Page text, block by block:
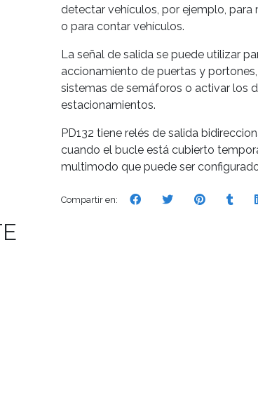
detectar vehículos, por ejemplo,
o para contar vehículos.
La señal de salida se puede utilizar
accionamiento de puertas y
sistemas de semáforos o activar los
estacionamientos.
PD132 tiene relés de salida
cuando el bucle está cubierto
multimodo que puede ser
Compartir en: